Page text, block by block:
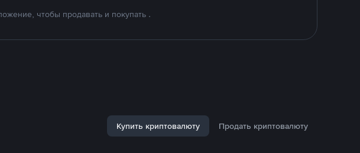
чтобы продавать и покупать .
Купить криптовалюту Продать криптовалюту